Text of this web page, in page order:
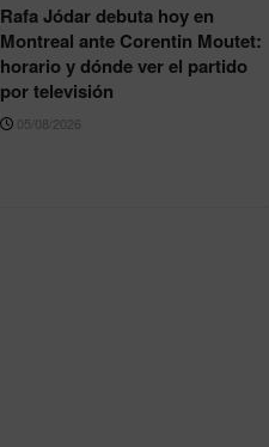
Rafa Jódar debuta hoy en
Montreal ante Corentin Moutet:
horario y dónde ver el partido
por televisión
05/08/2026